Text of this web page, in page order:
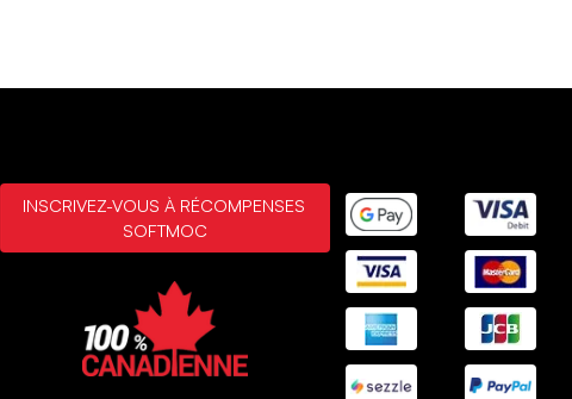
INSCRIVEZ-VOUS À RÉCOMPENSES
SOFTMOC